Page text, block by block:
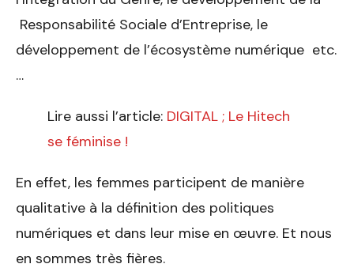
Responsabilité Sociale d’Entreprise, le
développement de l’écosystème numérique etc.
…
Lire aussi l’article: DIGITAL ; Le Hitech
se féminise !
En effet, les femmes participent de manière
qualitative à la définition des politiques
numériques et dans leur mise en œuvre. Et nous
en sommes très fières.